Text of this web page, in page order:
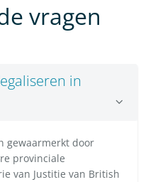
vragen
in
gewaarmerkt door
provinciale
van Justitie van British